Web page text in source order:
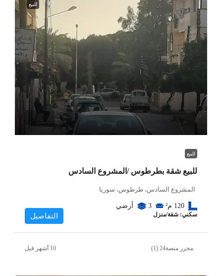
للبيع
للبيع
للبيع شقة بطرطوس /المشروع السادس
المشروع السادس، طرطوس، سوريا
120 م² 3 أرضي
سكني: شقة/منزل التفاصيل
محرر منصة24 (1)